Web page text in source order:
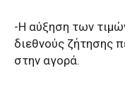
-Η αύξηση των
διεθνούς ζήτησης
στην αγορά.